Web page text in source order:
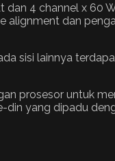
4 channel x 60
alignment dan
sisi lainnya
prosesor untuk
yang dipadu